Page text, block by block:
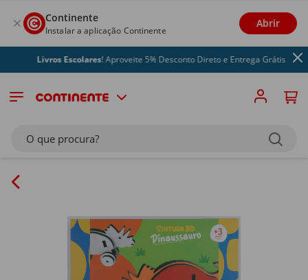
Continente
Instalar a aplicação Continente
Abrir
Livros Escolares! Aproveite 5% Desconto Direto e Entrega Grátis
O que procura?